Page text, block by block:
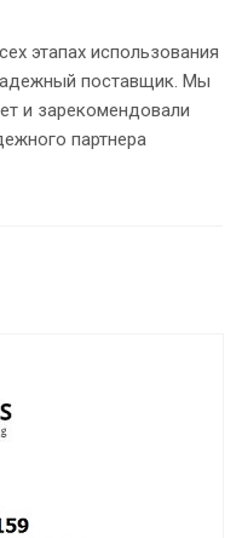
этапах использования
поставщик. Мы
и зарекомендовали
партнера